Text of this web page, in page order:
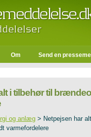
Om Send en
i tilbehør til
og anlæg > Netpejsen har
varmefordelere